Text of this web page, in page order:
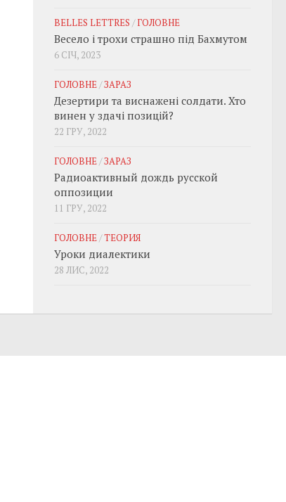
BELLES LETTRES /ГОЛОВНЕ
Весело і трохи страшно під Бахмутом
6 СІЧ, 2023
ГОЛОВНЕ/ЗАРАЗ
Дезертири та виснажені солдати. Хто
винен у здачі позицій?
22 ГРУ, 2022
ГОЛОВНЕ/ЗАРАЗ
Радиоактивный дождь русской
оппозиции
11 ГРУ, 2022
ГОЛОВНЕ/ТЕОРИЯ
Уроки диалектики
28 ЛИС, 2022